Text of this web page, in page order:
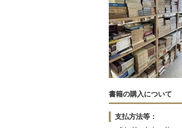
書籍の購入について
支払方法等：